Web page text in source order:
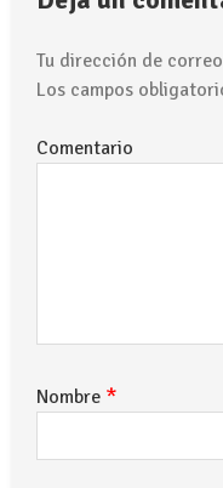
Tu dirección de
Los campos
Comentario
Nombre *